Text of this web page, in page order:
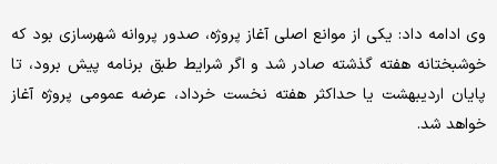
وی ادامه داد: یکی از موانع اصلی آغاز پروژه، صدور پروانه شهرسازی بود که
خوشبختانه هفته گذشته صادر شد و اگر شرایط طبق برنامه پیش برود، تا
پایان اردیبهشت یا حداکثر هفته نخست خرداد، عرضه عمومی پروژه آغاز
خواهد شد.